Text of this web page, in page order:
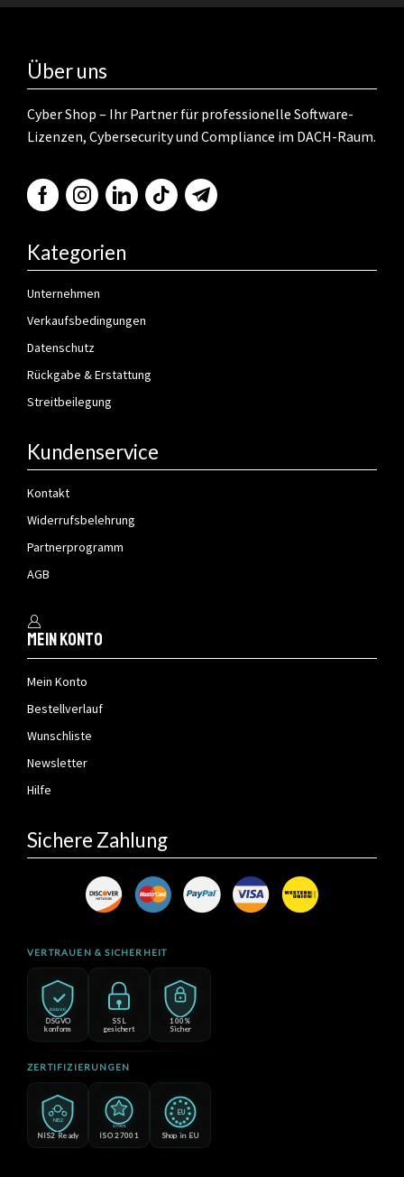
Über uns
Cyber Shop – Ihr Partner für professionelle Software-
Lizenzen, Cybersecurity und Compliance im DACH-Raum.
Kategorien
Unternehmen
Verkaufsbedingungen
Datenschutz
Rückgabe & Erstattung
Streitbeilegung
Kundenservice
Kontakt
Widerrufsbelehrung
Partnerprogramm
AGB
Mein Konto
Mein Konto
Bestellverlauf
Wunschliste
Newsletter
Hilfe
Sichere Zahlung
VERTRAUEN & SICHERHEIT
DSGVO
DSGVO
konform
SSL
gesichert
100%
Sicher
ZERTIFIZIERUNGEN
NIS2
NIS2 Ready
27001
ISO 27001
EU
Shop in EU